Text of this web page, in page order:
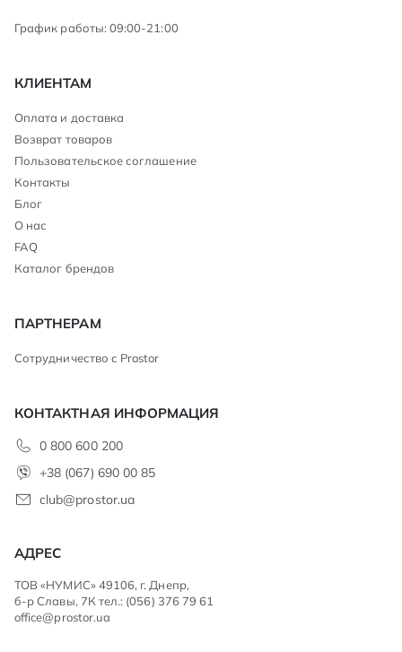
График работы: 09:00-21:00
КЛИЕНТАМ
Оплата и доставка
Возврат товаров
Пользовательское соглашение
Контакты
Блог
О нас
FAQ
Каталог брендов
ПАРТНЕРАМ
Сотрудничество с Prostor
КОНТАКТНАЯ ИНФОРМАЦИЯ
0 800 600 200
+38 (067) 690 00 85
club@prostor.ua
АДРЕС
ТОВ «НУМИС» 49106, г. Днепр,
б-р Славы, 7К тел.: (056) 376 79 61
office@prostor.ua